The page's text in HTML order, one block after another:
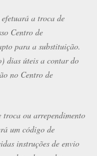
a troca de
Centro de
para a substituição.
dias úteis a contar do
no Centro de
ou arrependimento
um código de
instruções de envio